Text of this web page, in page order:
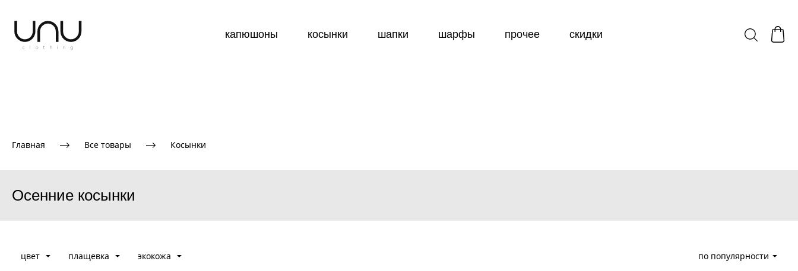
капюшоны косынки шапки шарфы прочее скидки
Главная Все товары Косынки
Осенние косынки
цвет плащевка экокожа по популярности